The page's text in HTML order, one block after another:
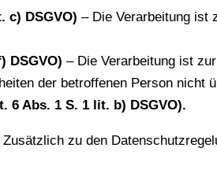
c) DSGVO) – Die Verarbeitung ist
DSGVO) – Die Verarbeitung ist
der betroffenen Person nicht
6 Abs. 1 S. 1 lit. b) DSGVO).
Zusätzlich zu den